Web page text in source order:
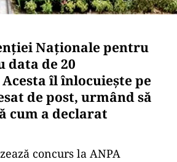
Naționale pentru
data de 20
îl înlocuiește pe
de post, urmând să
cum a declarat
concurs la ANPA